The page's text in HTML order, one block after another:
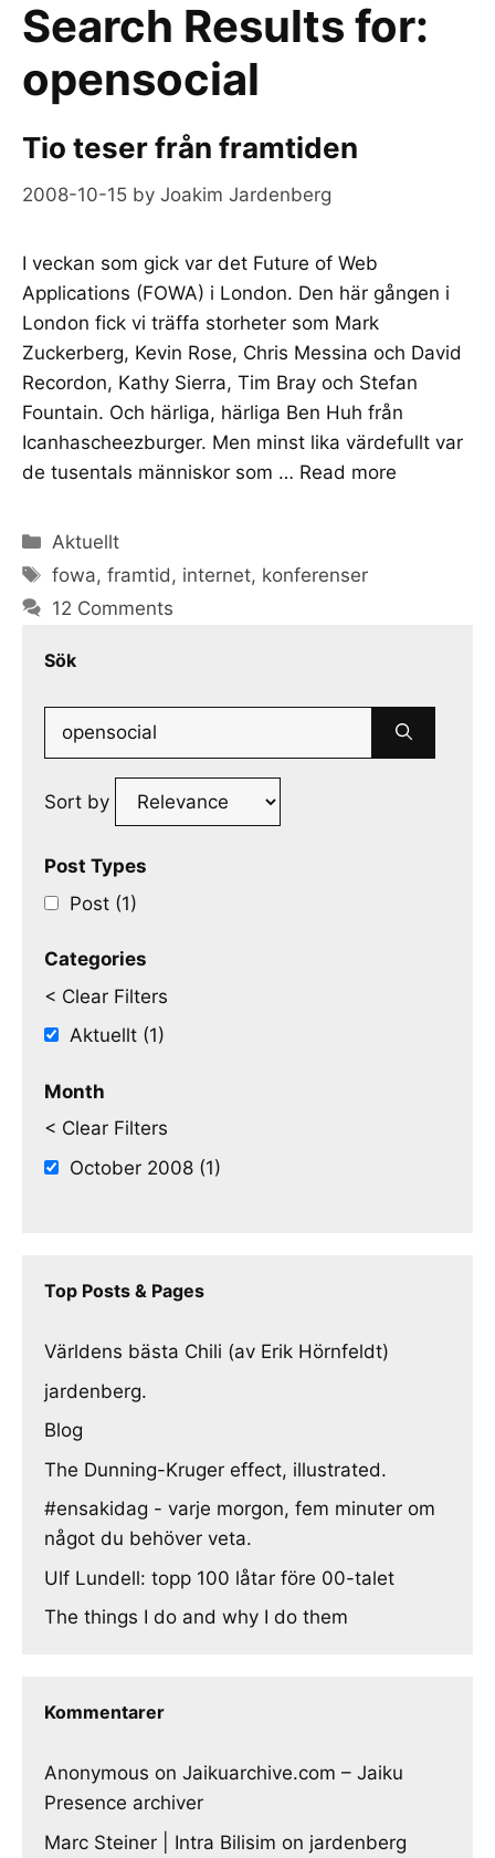
Search Results for:
opensocial
Tio teser från framtiden
2008-10-15 by Joakim Jardenberg
I veckan som gick var det Future of Web
Applications (FOWA) i London. Den här gången i
London fick vi träffa storheter som Mark
Zuckerberg, Kevin Rose, Chris Messina och David
Recordon, Kathy Sierra, Tim Bray och Stefan
Fountain. Och härliga, härliga Ben Huh från
Icanhascheezburger. Men minst lika värdefullt var
de tusentals människor som … Read more
Categories
Aktuellt
Tags
fowa,framtid , internet, konferenser
12 Comments
Sök
Sort by
Post Types
Post (1)
Categories
< Clear Filters
Aktuellt (1)
Month
< Clear Filters
October 2008 (1)
Top Posts & Pages
Världens bästa Chili (av Erik Hörnfeldt)
jardenberg.
Blog
The Dunning-Kruger effect, illustrated.
#ensakidag - varje morgon, fem minuter om
något du behöver veta.
Ulf Lundell: topp 100 låtar före 00-talet
The things I do and why I do them
Kommentarer
Anonymous on Jaikuarchive.com – Jaiku
Presence archiver
Marc Steiner | Intra Bilisim on jardenberg